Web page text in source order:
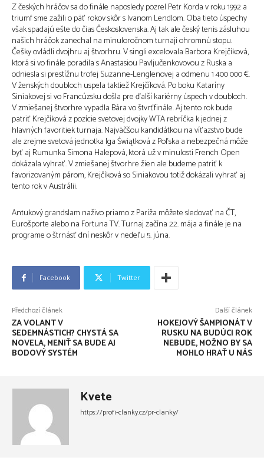
Z českých hráčov sa do finále naposledy pozrel Petr Korda v roku 1992 a
triumf sme zažili o päť rokov skôr s Ivanom Lendlom. Oba tieto úspechy
však spadajú ešte do čias Československa. Aj tak ale český tenis zásluhou
našich hráčok zanechal na minuloročnom turnaji ohromnú stopu.
Češky ovládli dvojhru aj štvorhru. V singli excelovala Barbora Krejčíková,
ktorá si vo finále poradila s Anastasiou Pavljučenkovovou z Ruska a
odniesla si prestížnu trofej Suzanne-Lenglenovej a odmenu 1 400 000 €.
V ženských doubloch uspela taktiež Krejčíková. Po boku Kataríny
Siniakovej si vo Francúzsku došla pre ďalší kariérny úspech v doubloch.
V zmiešanej štvorhre vypadla Bára vo štvrťfinále. Aj tento rok bude
patriť Krejčíková z pozície svetovej dvojky WTA rebríčka k jednej z
hlavných favoritiek turnaja. Najväčšou kandidátkou na víťazstvo bude
ale zrejme svetová jednotka Iga Świątková z Poľska a nebezpečná môže
byť aj Rumunka Simona Halepová, ktorá už v minulosti French Open
dokázala vyhrať. V zmiešanej štvorhre žien ale budeme patriť k
favorizovaným párom, Krejčíková so Siniakovou totiž dokázali vyhrať aj
tento rok v Austrálii.
Antukový grandslam naživo priamo z Paríža môžete sledovať na ČT,
Eurošporte alebo na Fortuna TV. Turnaj začína 22. mája a finále je na
programe o štrnásť dní neskôr v nedeľu 5. júna.
Facebook Twitter
Předchozí článek
ZA VOLANT V
SEDEMNÁSTICH? CHYSTÁ SA
NOVELA, MENIŤ SA BUDE AJ
BODOVÝ SYSTÉM
Další článek
HOKEJOVÝ ŠAMPIONÁT V
RUSKU NA BUDÚCI ROK
NEBUDE, MOŽNO BY SA
MOHLO HRAŤ U NÁS
Kvete
https://profi-clanky.cz/pr-clanky/